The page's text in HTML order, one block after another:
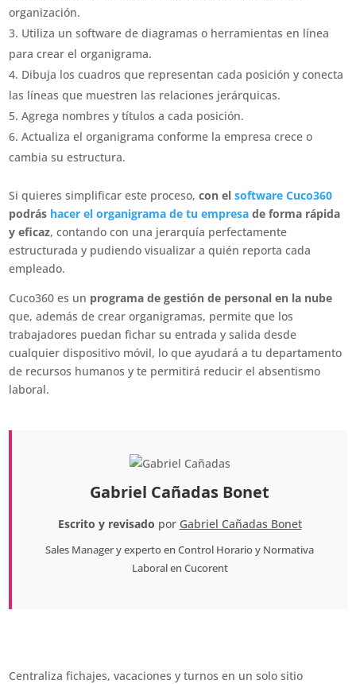
organización.
Utiliza un software de diagramas o herramientas en línea
para crear el organigrama.
Dibuja los cuadros que representan cada posición y conecta
las líneas que muestren las relaciones jerárquicas.
Agrega nombres y títulos a cada posición.
Actualiza el organigrama conforme la empresa crece o
cambia su estructura.
Si quieres simplificar este proceso,con elsoftware Cuco360
podrás hacer el organigrama de tu empresa de forma rápida
y eficaz, contando con una jerarquía perfectamente
estructurada y pudiendo visualizar a quién reporta cada
empleado.
Cuco360 es un programa de gestión de personal en la nube
que, además de crear organigramas, permite que los
trabajadores puedan fichar su entrada y salida desde
cualquier dispositivo móvil, lo que ayudará a tu departamento
de recursos humanos y te permitirá reducir el absentismo
laboral.
Gabriel Cañadas Bonet
Escrito y revisado por Gabriel Cañadas Bonet
Sales Managery experto en Control Horario y Normativa
Laboral en Cucorent
Centraliza fichajes, vacaciones y turnos en un solo sitio